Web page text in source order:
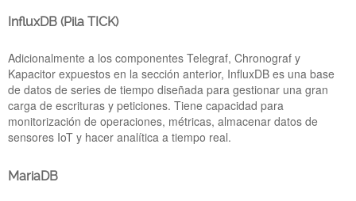
InfluxDB (Pila TICK)
Adicionalmente a los componentes Telegraf, Chronograf y
Kapacitor expuestos en la sección anterior, InfluxDB es una base
de datos de series de tiempo diseñada para gestionar una gran
carga de escrituras y peticiones. Tiene capacidad para
monitorización de operaciones, métricas, almacenar datos de
sensores IoT y hacer analítica a tiempo real.
MariaDB
PICKDATA SL ES LA NUEVA UNIDAD DE
NEGOCIO DE IOT & SOFTWARE DE CIRCUTOR
15 Feb 2023